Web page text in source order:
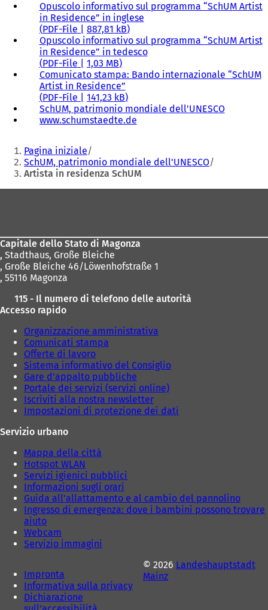
Opuscolo informativo sul programma “SchUM Artist
in Residence” in inglese
PDF-File
887,81 kB
Opuscolo informativo sul programma “SchUM Artist
in Residence” in tedesco
PDF-File
1,03 MB
Comunicato stampa: Bando internazionale “SchUM
Artist in Residence”
PDF-File
141,23 kB
SchUM, patrimonio mondiale dell'UNESCO
www.schumstaedte.de
p
r
e
n
a
u
a
h
a
)
Siete
qui:
Pagina iniziale
SchUM, patrimonio mondiale dell'UNESCO
Artista in residenza SchUM
Capitale dello Stato di Magonza
, Stadthaus, Große Bleiche
, Große Bleiche 46/Löwenhofstraße 1
, 55116 Magonza
115 - Il numero di telefono delle autorità
Accesso rapido
Organizzazione amministrativa
Comunicati stampa
Offerte di lavoro
Sistema informativo del Consiglio
Gare d'appalto pubbliche
Portale dei servizi (servizi online)
Iscriviti alla nostra newsletter
Impostazioni di protezione dei dati
Servizio urbano
Mappa della città
Hotspot WLAN
Servizi igienici pubblici
Informazioni sugli orari
Guida all'allattamento e al cambio del pannolino
Ingresso di emergenza: dove i bambini possono trovare
aiuto
Webcam
Servizio immagini
Impronta
Informativa sulla privacy
Dichiarazione
© 2026 Landeshauptstadt
Mainz